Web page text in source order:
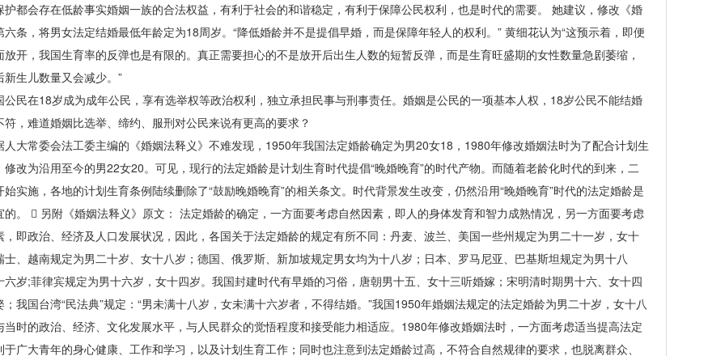
护都会存在低龄事实婚姻一族的合法权益，有利于社会的和谐稳定，有利于保障公民权利，也是时代的需要。 她建议，修改《婚
六条，将男女法定结婚最低年龄定为18周岁。“降低婚龄并不是提倡早婚，而是保障年轻人的权利。” 黄细花认为“这预示着，即便
放开，我国生育率的反弹也是有限的。真正需要担心的不是放开后出生人数的短暂反弹，而是生育旺盛期的女性数量急剧萎缩，
新生儿数量又会减少。”
在18岁成为成年公民，享有选举权等政治权利，独立承担民事与刑事责任。婚姻是公民的一项基本人权，18岁公民不能结婚
符，难道婚姻比选举、缔约、服刑对公民来说有更高的要求？
常委会法工委主编的《婚姻法释义》不难发现，1950年我国法定婚龄确定为男20女18，1980年修改婚姻法时为了配合计划生
修改为沿用至今的男22女20。可见，现行的法定婚龄是计划生育时代提倡“晚婚晚育”的时代产物。而随着老龄化时代的到来，二
始实施，各地的计划生育条例陆续删除了“鼓励晚婚晚育”的相关条文。时代背景发生改变，仍然沿用“晚婚晚育”时代的法定婚龄是
的。  另附《婚姻法释义》原文： 法定婚龄的确定，一方面要考虑自然因素，即人的身体发育和智力成熟情况，另一方面要考虑
，即政治、经济及人口发展状况，因此，各国关于法定婚龄的规定有所不同：丹麦、波兰、美国一些州规定为男二十一岁，女十
士、越南规定为男二十岁、女十八岁；德国、俄罗斯、新加坡规定男女均为十八岁；日本、罗马尼亚、巴基斯坦规定为男十八
六岁;菲律宾规定为男十六岁，女十四岁。我国封建时代有早婚的习俗，唐朝男十五、女十三听婚嫁；宋明清时期男十六、女十四
；我国台湾“民法典”规定：“男未满十八岁，女未满十六岁者，不得结婚。”我国1950年婚姻法规定的法定婚龄为男二十岁，女十八
当时的政治、经济、文化发展水平，与人民群众的觉悟程度和接受能力相适应。1980年修改婚姻法时，一方面考虑适当提高法定
于广大青年的身心健康、工作和学习，以及计划生育工作；同时也注意到法定婚龄过高，不符合自然规律的要求，也脱离群众、